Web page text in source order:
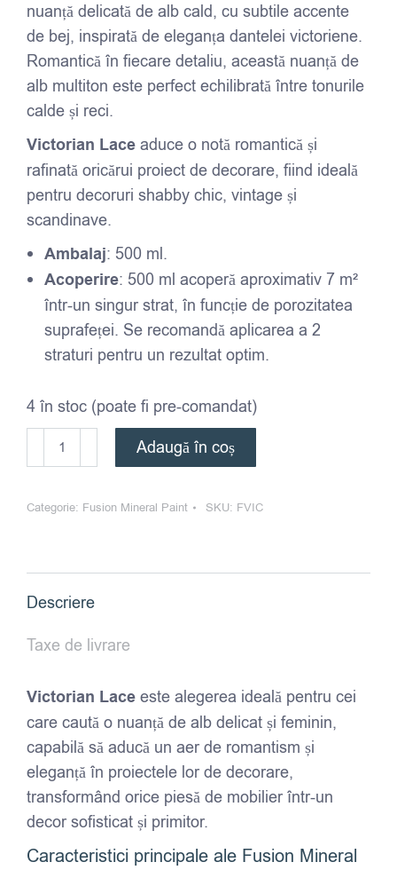
nuanță delicată de alb cald, cu subtile accente
de bej, inspirată de eleganța dantelei victoriene.
Romantică în fiecare detaliu, această nuanță de
alb multiton este perfect echilibrată între tonurile
calde și reci.
Victorian Lace aduce o notă romantică și
rafinată oricărui proiect de decorare, fiind ideală
pentru decoruri shabby chic, vintage și
scandinave.
Ambalaj: 500 ml.
Acoperire: 500 ml acoperă aproximativ 7 m²
într-un singur strat, în funcție de porozitatea
suprafeței. Se recomandă aplicarea a 2
straturi pentru un rezultat optim.
4 în stoc (poate fi pre-comandat)
Cantitate
Fusion
Paint
Adaugă în coș
Categorie: Fusion Mineral Paint SKU: FVIC
Descriere
Taxe de livrare
Victorian Lace este alegerea ideală pentru cei
care caută o nuanță de alb delicat și feminin,
capabilă să aducă un aer de romantism și
eleganță în proiectele lor de decorare,
transformând orice piesă de mobilier într-un
decor sofisticat și primitor.
Caracteristici principale ale Fusion Mineral